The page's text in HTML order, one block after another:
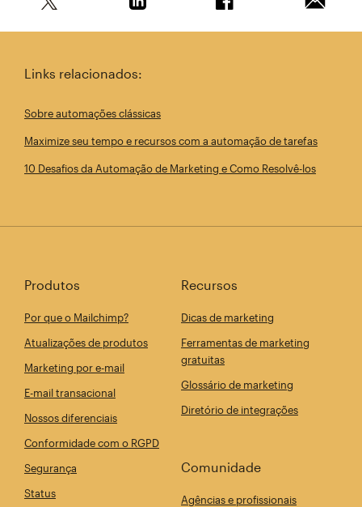
Links relacionados:
Sobre automações clássicas
Maximize seu tempo e recursos com a automação de tarefas
10 Desafios da Automação de Marketing e Como Resolvê-los
Produtos
Por que o Mailchimp?
Atualizações de produtos
Marketing por e-mail
E-mail transacional
Nossos diferenciais
Conformidade com o RGPD
Segurança
Status
Recursos
Dicas de marketing
Ferramentas de marketing
gratuitas
Glossário de marketing
Diretório de integrações
Comunidade
Agências e profissionais